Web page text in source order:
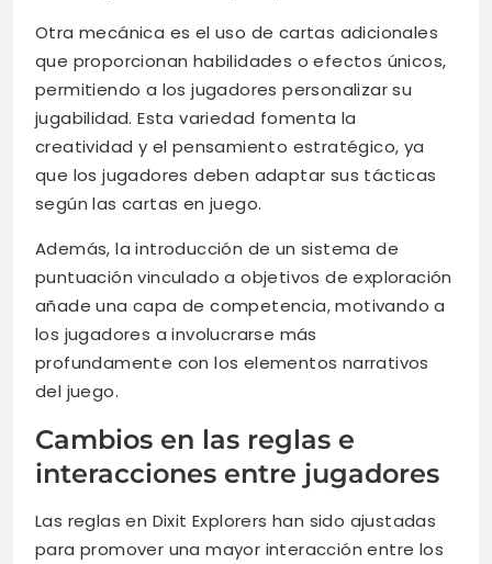
Otra mecánica es el uso de cartas adicionales
que proporcionan habilidades o efectos únicos,
permitiendo a los jugadores personalizar su
jugabilidad. Esta variedad fomenta la
creatividad y el pensamiento estratégico, ya
que los jugadores deben adaptar sus tácticas
según las cartas en juego.
Además, la introducción de un sistema de
puntuación vinculado a objetivos de exploración
añade una capa de competencia, motivando a
los jugadores a involucrarse más
profundamente con los elementos narrativos
del juego.
Cambios en las reglas e
interacciones entre jugadores
Las reglas en Dixit Explorers han sido ajustadas
para promover una mayor interacción entre los